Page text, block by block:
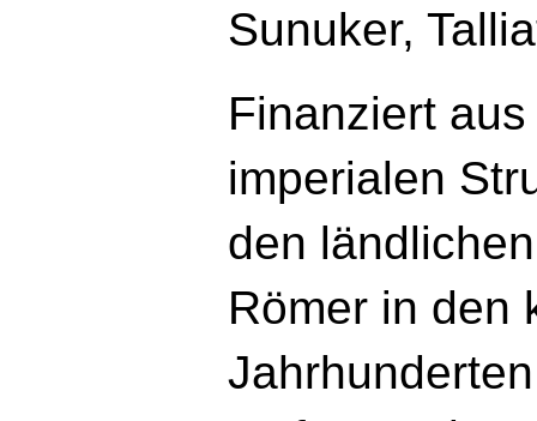
Sunuker,
Finanziert
imperialen
den
Römer in den